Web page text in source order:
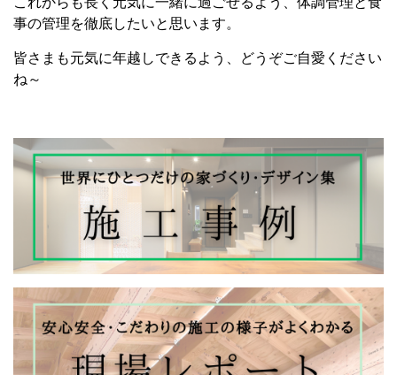
事の管理を徹底したいと思います。
皆さまも元気に年越しできるよう、どうぞご自愛ください
ね～